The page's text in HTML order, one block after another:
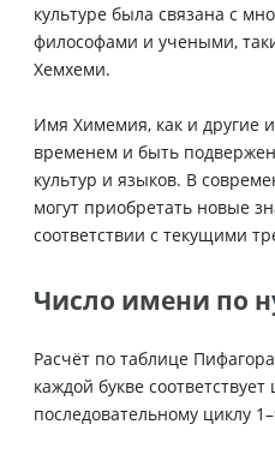
культуре была связана с
философами и учеными,
Хемхеми.
Имя Химемия, как и другие
временем и быть
культур и языков. В
могут приобретать новые
соответствии с текущими
Число имени по
Расчёт по таблице
каждой букве
последовательному циклу